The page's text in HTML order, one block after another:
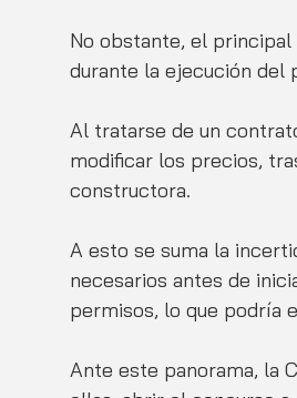
No obstante, el
durante la ejecución del
Al tratarse de un
modificar los precios,
constructora.
A esto se suma la
necesarios antes de
permisos, lo que podría
Ante este panorama, la